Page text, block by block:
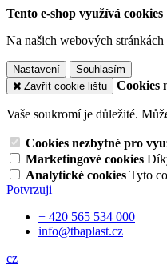
Tento e-shop využívá cookies
Na našich webových
Nastavení
Souhlasím
Zavřít cookie lištu
Cookies
Vaše soukromí je důležité.
Cookies nezbytné pro
Marketingové cookies
Analytické cookies Tyto
Potvrzuji
+ 420 565 534 000
info@tbaplast.cz
cz